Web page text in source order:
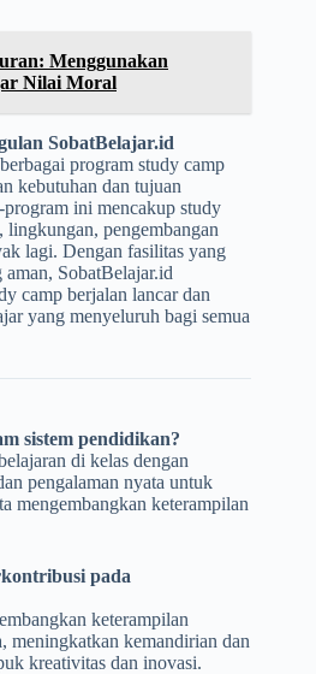
Menggunakan
Nilai Moral
SobatBelajar.id
program study camp
kebutuhan dan tujuan
ini mencakup study
lingkungan, pengembangan
lagi. Dengan fasilitas yang
SobatBelajar.id
camp berjalan lancar dan
yang menyeluruh bagi semua
sistem pendidikan?
di kelas dengan
pengalaman nyata untuk
mengembangkan keterampilan
pada
keterampilan
meningkatkan kemandirian dan
kreativitas dan inovasi.